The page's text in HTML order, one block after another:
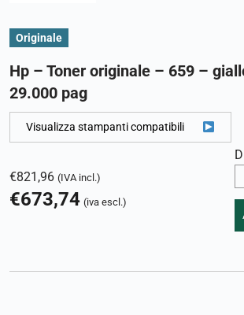
Originale
Hp – Toner originale – 659 –
29.000 pag
Visualizza stampanti compatibili
€821,96 (IVA incl.)
€673,74 (iva escl.)